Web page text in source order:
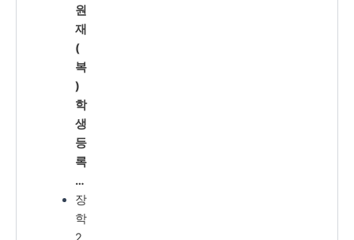
원
재
(
복
)
학
생
등
록
…
장
학